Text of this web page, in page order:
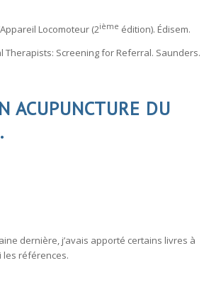
Locomoteur (2ième édition). Édisem.
Therapists: Screening for Referral. Saunders.
ACUPUNCTURE DU
dernière, j’avais apporté certains livres à
les références.